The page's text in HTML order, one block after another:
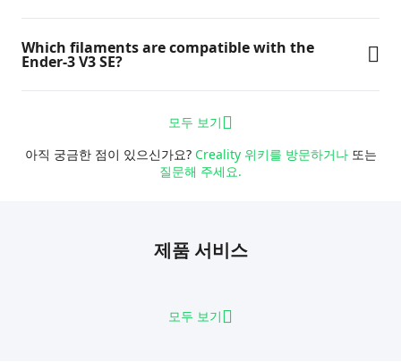
Which filaments are compatible with the
Ender-3 V3 SE?
모두 보기
아직 궁금한 점이 있으신가요? Creality 위키를 방문하거나 또는
질문해 주세요.
제품 서비스
모두 보기